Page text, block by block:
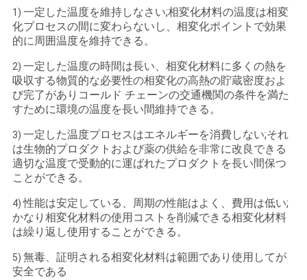
1) 一定した温度を維持しなさい;相変化材料の温度は相変
化プロセスの間に変わらないし、相変化ポイントで効果
的に周囲温度を維持できる。
2) 一定した温度の時間は長い、相変化材料に多くの熱を
吸収する物質的な必要性の相変化の高熱の貯蔵密度およ
び完了がありコールド チェーンの交通機関の条件を満た
すために環境の温度を長い間維持できる。
3) 一定した温度プロセスはエネルギーを消費しない;それ
は生物的プロダクトおよび薬の供給を非常に改良できる
適切な温度で受動的に運ばれたプロダクトを長い間保つ
ことができる。
4)性能は安定している、周期の性能はよく、費用は低い;
かなり相変化材料の使用コストを削減できる相変化材料
は繰り返し使用することができる。
5) 無毒、証明される相変化材料は範囲であり使用してが
安全である